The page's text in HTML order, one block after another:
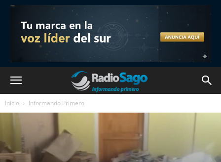
Inicio Informando Primero